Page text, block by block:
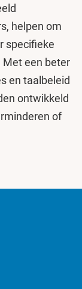
helpen om
specifieke
Met een beter
en taalbeleid
ontwikkeld
of